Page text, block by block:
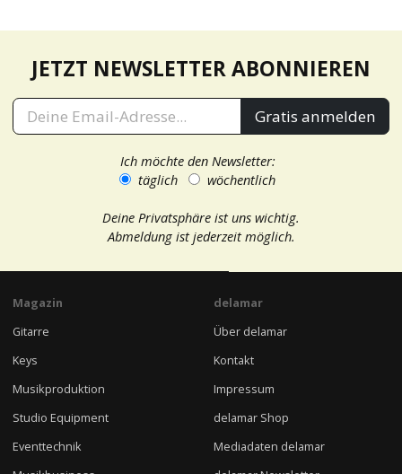
JETZT NEWSLETTER ABONNIEREN
Gratis anmelden
Ich möchte den Newsletter:
täglich
wöchentlich
Deine Privatsphäre ist uns wichtig.
Abmeldung ist jederzeit möglich.
Magazin
Gitarre
Keys
Musikproduktion
Studio Equipment
Eventtechnik
delamar
Über delamar
Kontakt
Impressum
delamar Shop
Mediadaten delamar